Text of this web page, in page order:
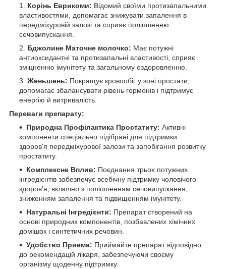
Корінь Еврикоми: Відомий своїми протизапальними
властивостями, допомагає знижувати запалення в
передміхуровій залозі та сприяє поліпшенню
сечовипускання.
Бджолине Маточне молочко: Має потужні
антиоксидантні та протизапальні властивості, сприяє
зміцненню імунітету та загальному оздоровленню.
Женьшень: Покращує кровообіг у зоні простати,
допомагає збалансувати рівень гормонів і підтримує
енергію й витривалість.
Переваги препарату:
Природна Профілактика Простатиту: Активні
компоненти спеціально підібрані для підтримки
здоров'я передміхурової залози та запобігання розвитку
простатиту.
Комплексне Вплив: Поєднання трьох потужних
інгредієнтів забезпечує всебічну підтримку чоловічого
здоров'я, включно з поліпшенням сечовипускання,
зниженням запалення та підвищенням імунітету.
Натуральні Інгредієнти: Препарат створений на
основі природних компонентів, позбавлених хімічних
домішок і синтетичних речовин.
Удобство Приема: Приймайте препарат відповідно
до рекомендацій лікаря, забезпечуючи своєму
організму щоденну підтримку.